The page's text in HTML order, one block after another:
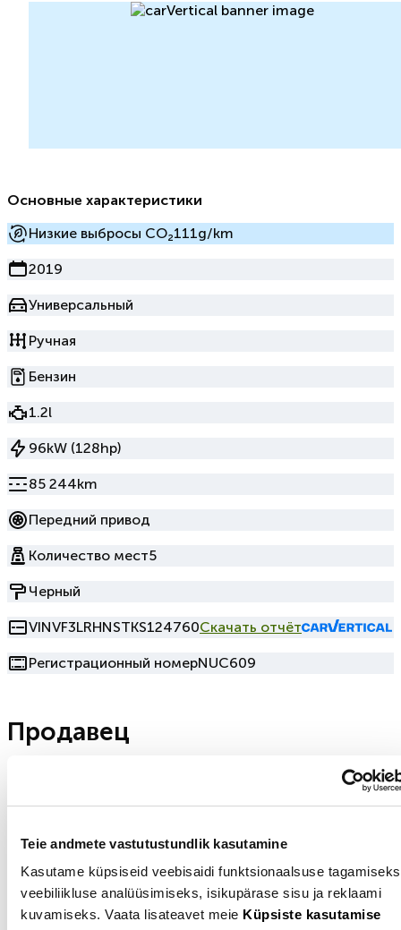
Teie andmete vastutustundlik kasutamine
Kasutame küpsiseid veebisaidi funktsionaalsuse
veebiliikluse analüüsimiseks, isikupärase sisu ja reklaami
kuvamiseks. Vaata lisateavet meie Küpsiste kasutamise
Основные характеристики
Низкие выбросы CO₂111g/km
2019
Универсальный
Ручная
Бензин
1.2l
96kW (128hp)
85 244km
Передний привод
Количество мест5
Черный
VINVF3LRHNSTKS124760Скачать отчёт
Регистрационный номерNUC609
Продавец
Tallinn
Нашли подходящий